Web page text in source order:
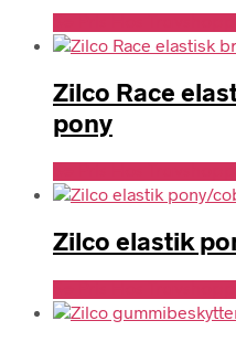
Zilco Race
pony
Zilco elastik